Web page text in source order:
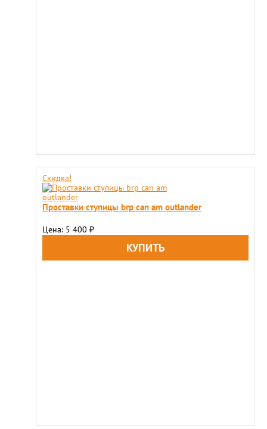
Скидка!
Проставки ступицы brp can am outlander
Цена: 5 400 ₽